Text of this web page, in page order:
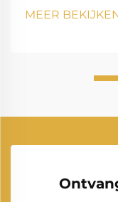
elektriciteit
MEER